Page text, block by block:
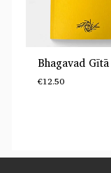
Bhagavad Gītā
€12.50